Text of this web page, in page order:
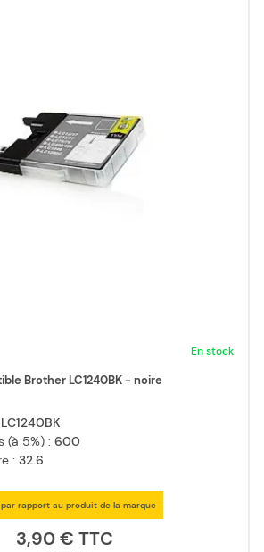
En stock
Brother LC1240BK - noire
LC1240BK
(à 5%) : 600
: 32.6
rapport au produit de la marque
3,90 €